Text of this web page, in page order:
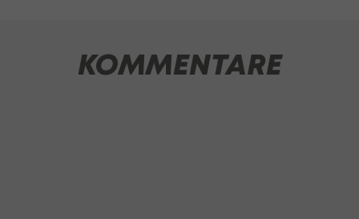
KOMMENTARE